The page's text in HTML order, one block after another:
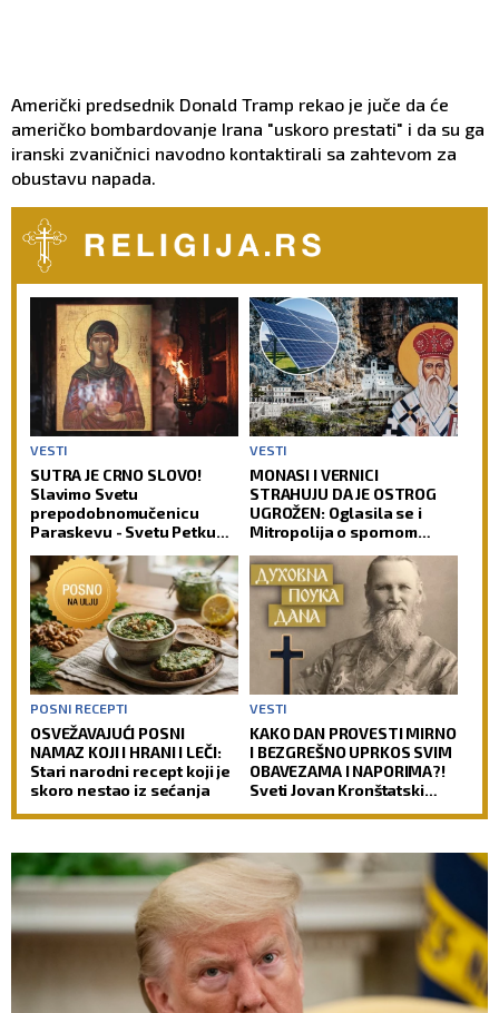
Američki predsednik Donald Tramp rekao je juče da će
američko bombardovanje Irana "uskoro prestati" i da su ga
iranski zvaničnici navodno kontaktirali sa zahtevom za
obustavu napada.
VESTI
SUTRA JE CRNO SLOVO!
Slavimo Svetu
prepodobnomučenicu
Paraskevu - Svetu Petku
VESTI
MONASI I VERNICI
STRAHUJU DA JE OSTROG
UGROŽEN: Oglasila se i
Mitropolija o spornom
POSNI RECEPTI
OSVEŽAVAJUĆI POSNI
NAMAZ KOJI I HRANI I LEČI:
Stari narodni recept koji je
skoro nestao iz sećanja
VESTI
KAKO DAN PROVESTI MIRNO
I BEZGREŠNO UPRKOS SVIM
OBAVEZAMA I NAPORIMA?!
Sveti Jovan Kronštatski